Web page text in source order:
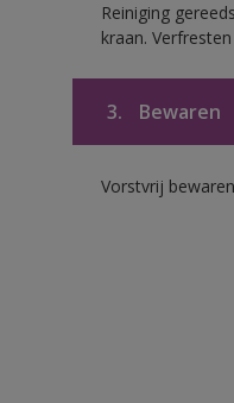
Reiniging
kraan.
3. Bewaren
Vorstvrij bewaren